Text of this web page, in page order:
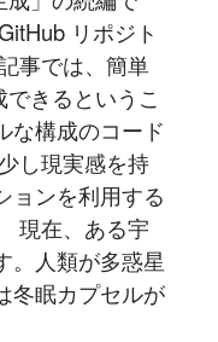
リポジト
事では、簡単
きるというこ
な構成のコード
し現実感を持
ョンを利用する
現在、ある宇
。人類が多惑星
冬眠カプセルが